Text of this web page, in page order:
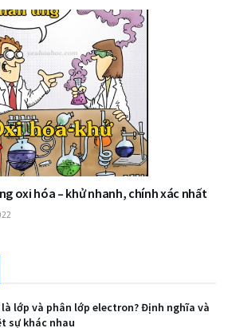
oxi hóa – khử nhanh, chính xác nhất
là lớp và phân lớp electron? Định nghĩa và
sự khác nhau